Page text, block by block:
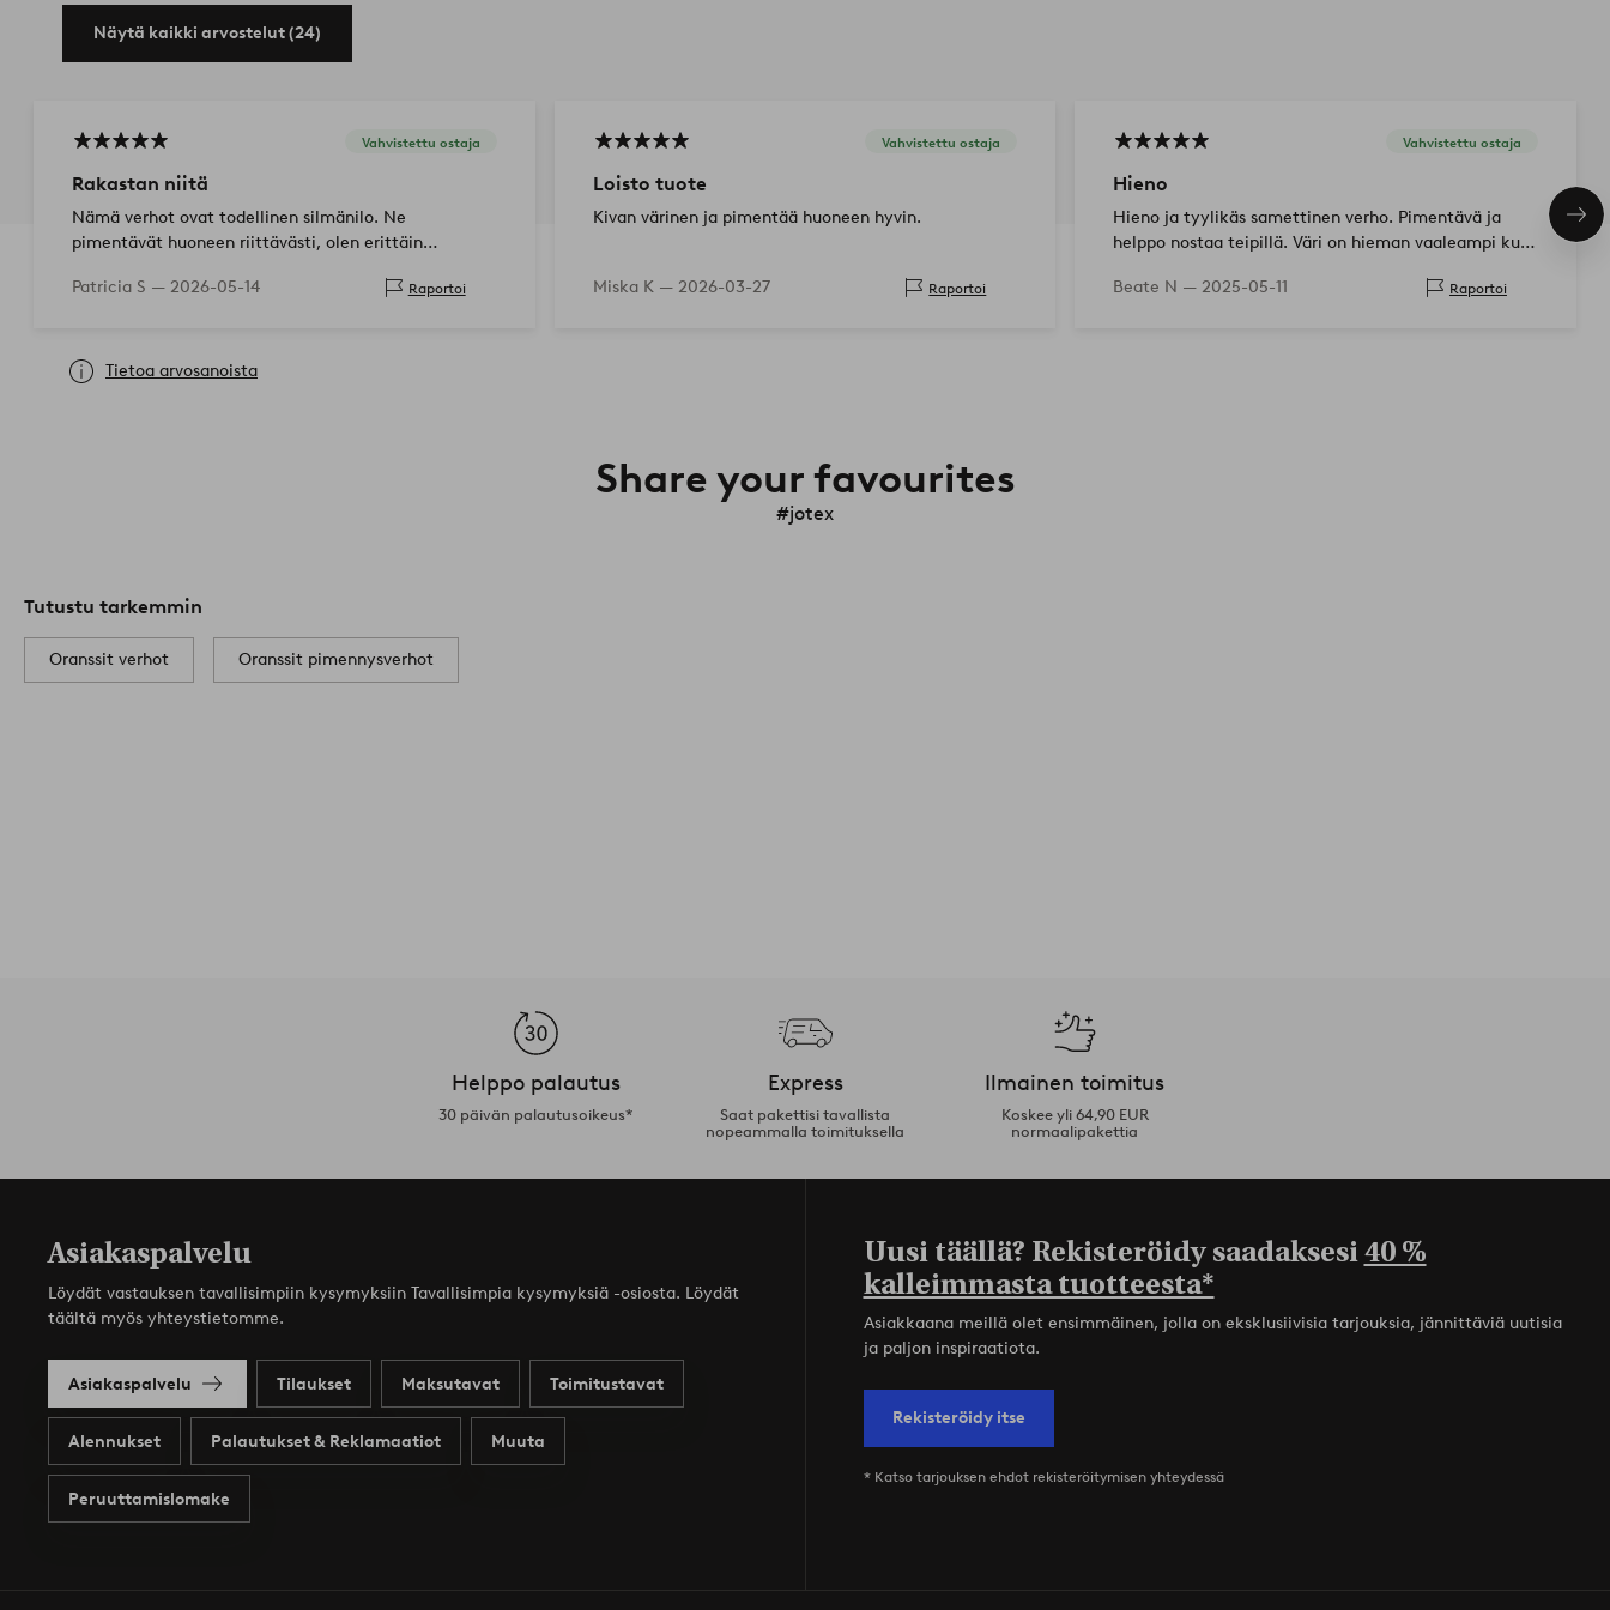
Näytä kaikki arvostelut (24)
Vahvistettu ostaja
Rakastan niitä
Nämä verhot ovat todellinen silmänilo. Ne
pimentävät huoneen riittävästi, olen erittäin
sinun pitäisi etsiä jotain muuta🥰
Patricia S — 2026-05-14 Raportoi
Vahvistettu ostaja
Loisto tuote
Kivan värinen ja pimentää huoneen hyvin.
Miska K — 2026-03-27 Raportoi
Vahvistettu ostaja
Hieno
Hieno ja tyylikäs samettinen verho. Pimentävä ja
helppo nostaa teipillä. Väri on hieman vaaleampi kuin
makuuhuoneeseemme.
Beate N — 2025-05-11 Raportoi
Tietoa arvosanoista
Share your favourites
#jotex
Tutustu tarkemmin
Oranssit verhot Oranssit pimennysverhot
Helppo palautus
30 päivän palautusoikeus*
Express
Saat pakettisi tavallista
nopeammalla toimituksella
Ilmainen toimitus
Koskee yli 64,90 EUR
normaalipakettia
Asiakaspalvelu
Löydät vastauksen tavallisimpiin kysymyksiin Tavallisimpia kysymyksiä -osiosta. Löydät
täältä myös yhteystietomme.
Asiakaspalvelu Tilaukset Maksutavat Toimitustavat
Alennukset Palautukset & Reklamaatiot Muuta
Peruuttamislomake
Uusi täällä? Rekisteröidy saadaksesi40 %
kalleimmasta tuotteesta*
Asiakkaana meillä olet ensimmäinen, jolla on eksklusiivisia tarjouksia, jännittäviä uutisia
ja paljon inspiraatiota.
Rekisteröidy itse
* Katso tarjouksen ehdot rekisteröitymisen yhteydessä